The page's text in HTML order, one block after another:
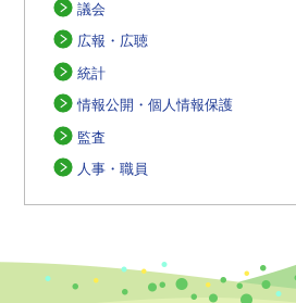
議会
広報・広聴
統計
情報公開・個人情報保護
監査
人事・職員